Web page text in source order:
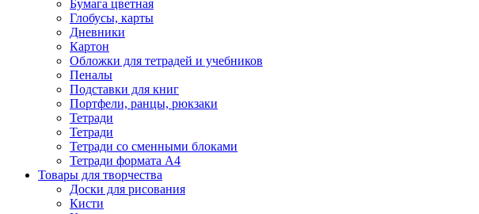
Бумага цветная
Глобусы, карты
Дневники
Картон
Обложки для тетрадей и учебников
Пеналы
Подставки для книг
Портфели, ранцы, рюкзаки
Тетради
Тетради
Тетради со сменными блоками
Тетради формата А4
Товары для творчества
Доски для рисования
Кисти